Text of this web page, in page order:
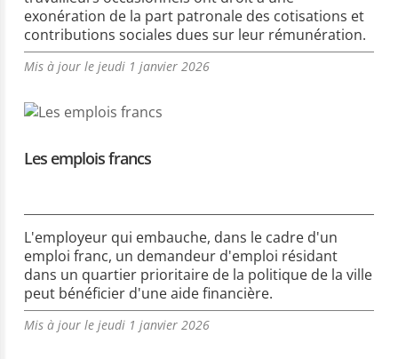
exonération de la part patronale des cotisations et
contributions sociales dues sur leur rémunération.
Mis à jour le jeudi 1 janvier 2026
Les emplois francs
L'employeur qui embauche, dans le cadre d'un
emploi franc, un demandeur d'emploi résidant
dans un quartier prioritaire de la politique de la ville
peut bénéficier d'une aide financière.
Mis à jour le jeudi 1 janvier 2026